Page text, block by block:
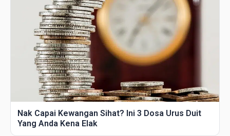
Nak Capai Kewangan Sihat? Ini 3 Dosa Urus Duit
Yang Anda Kena Elak